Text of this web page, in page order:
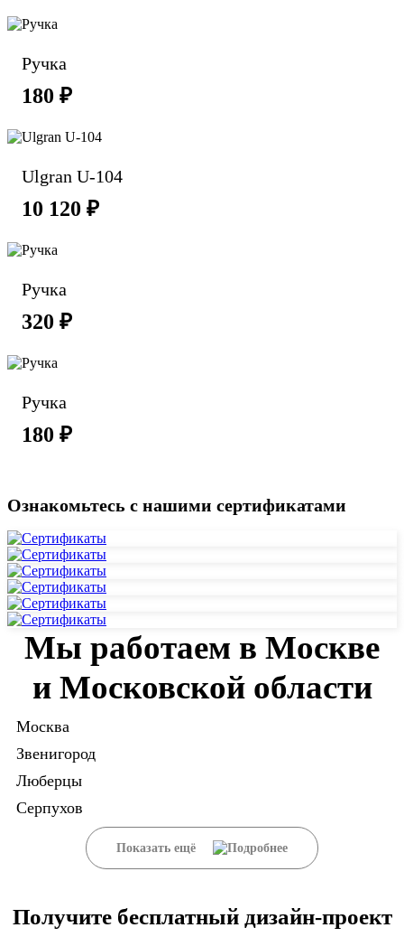
Ручка
180 ₽
Ulgran U-104
10 120 ₽
Ручка
320 ₽
Ручка
180 ₽
Ознакомьтесь с нашими сертификатами
Мы работаем в Москве
и Московской области
Москва
Звенигород
Люберцы
Серпухов
Показать ещё
Получите бесплатный дизайн-проект